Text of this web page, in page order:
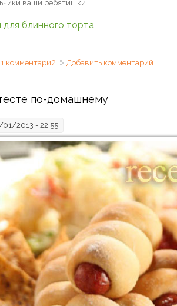
ваши ребятишки.
блинного торта
торт с шоколадом и малиной
1 комментарий Добавить комментарий
по-домашнему
2013 - 22:55